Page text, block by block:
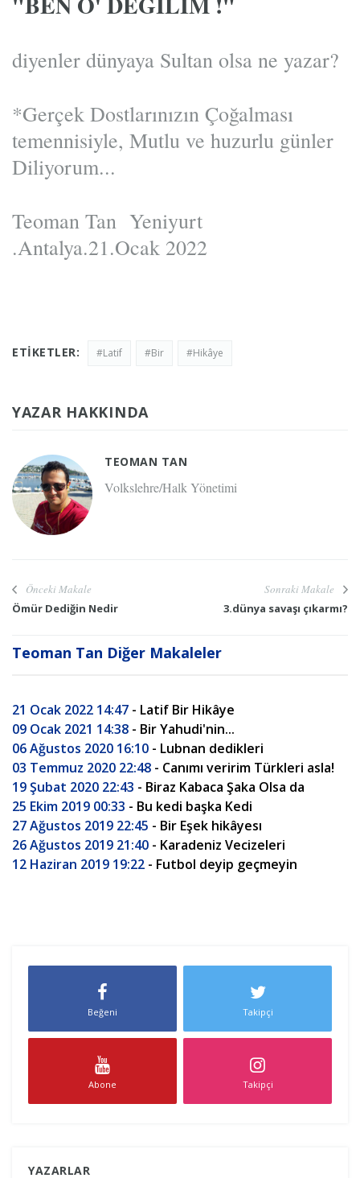
diyenler dünyaya Sultan olsa ne yazar?
*Gerçek Dostlarınızın Çoğalması
temennisiyle, Mutlu ve huzurlu günler
Diliyorum...
Teoman Tan Yeniyurt
.Antalya.21.Ocak 2022
ETIKETLER: #Latif #Bir #Hikâye
YAZAR HAKKINDA
TEOMAN TAN
Volkslehre/Halk Yönetimi
Önceki Makale
Ömür Dediğin Nedir
Sonraki Makale
3.dünya savaşı çıkarmı?
Teoman Tan Diğer Makaleler
21 Ocak 2022 14:47 - Latif Bir Hikâye
09 Ocak 2021 14:38 - Bir Yahudi'nin...
06 Ağustos 2020 16:10 - Lubnan dedikleri
03 Temmuz 2020 22:48 - Canımı veririm Türkleri asla!
19 Şubat 2020 22:43 - Biraz Kabaca Şaka Olsa da
25 Ekim 2019 00:33 - Bu kedi başka Kedi
27 Ağustos 2019 22:45 - Bir Eşek hikâyesı
26 Ağustos 2019 21:40 - Karadeniz Vecizeleri
12 Haziran 2019 19:22 - Futbol deyip geçmeyin
Beğeni Takipçi
Abone Takipçi
YAZARLAR